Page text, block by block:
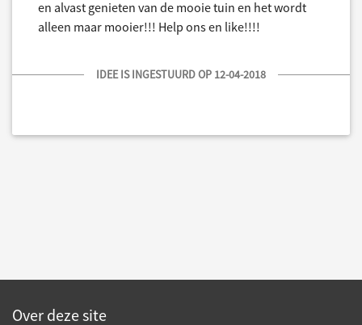
en alvast genieten van de mooie tuin en het wordt
alleen maar mooier!!! Help ons en like!!!!
IDEE IS INGESTUURD OP 12-04-2018
Over deze site